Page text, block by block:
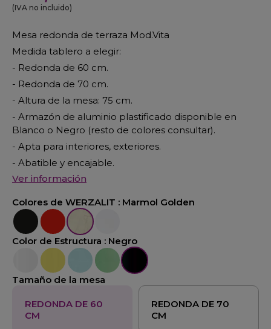
(IVA no incluido)
Mesa redonda de terraza Mod.Vita
Medida tablero a elegir:
- Redonda de 60 cm.
- Redonda de 70 cm.
- Altura de la mesa: 75 cm.
- Armazón de aluminio plastificado disponible en
Blanco o Negro (resto de colores consultar).
- Apta para interiores, exteriores.
- Abatible y encajable.
Ver información
Colores de WERZALIT : Marmol Golden
NegroRojo Marmol Golden
Color de Estructura : Negro
BlancoAmarilloTurquesaVerdeNegro
Tamaño de la mesa
REDONDA DE 60
CM
REDONDA DE 70
CM